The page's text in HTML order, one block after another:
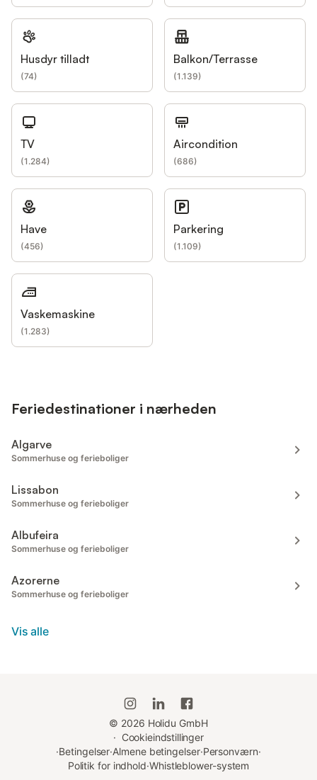
Husdyr tilladt
(74)
Balkon/Terrasse
(1.139)
TV
(1.284)
Aircondition
(686)
Have
(456)
Parkering
(1.109)
Vaskemaskine
(1.283)
Feriedestinationer i nærheden
Algarve
Sommerhuse og ferieboliger
Lissabon
Sommerhuse og ferieboliger
Albufeira
Sommerhuse og ferieboliger
Azorerne
Sommerhuse og ferieboliger
Vis alle
© 2026 Holidu GmbH
· Cookieindstillinger
·Betingelser·Almene betingelser·Personværn·
Politik for indhold·Whistleblower-system